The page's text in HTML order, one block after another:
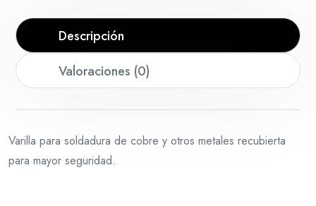
Descripción
Valoraciones (0)
Varilla para soldadura de cobre y otros metales recubierta
para mayor seguridad.